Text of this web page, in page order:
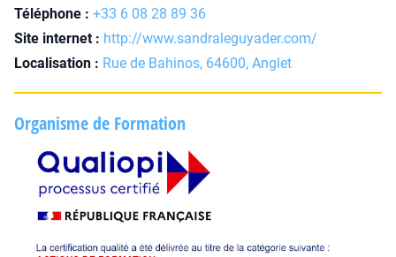
Téléphone : +33 6 08 28 89 36
Site internet : http://www.sandraleguyader.com/
Localisation : Rue de Bahinos, 64600, Anglet
Organisme de Formation